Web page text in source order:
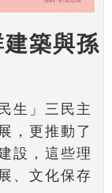
築與孫
生」三民主
，更推動了
設，這些理
、文化保存